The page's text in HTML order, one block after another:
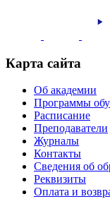
Карта сайта
Об академии
Программы
Расписание
Преподаватели
Журналы
Контакты
Сведения об
Реквизиты
Оплата и